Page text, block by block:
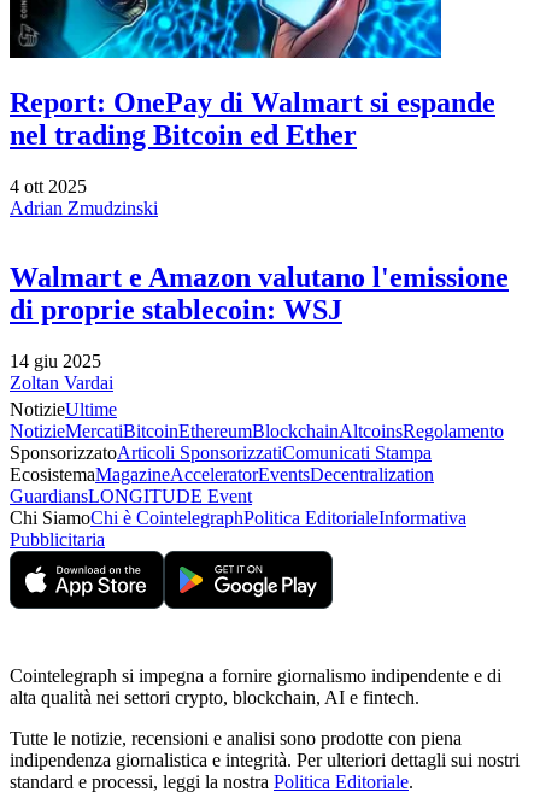
Report: OnePay di Walmart si espande
nel trading Bitcoin ed Ether
4 ott 2025
Adrian Zmudzinski
Walmart e Amazon valutano l'emissione
di proprie stablecoin: WSJ
14 giu 2025
Zoltan Vardai
NotizieUltime
NotizieMercatiBitcoinEthereumBlockchainAltcoinsRegolamento
SponsorizzatoArticoli SponsorizzatiComunicati Stampa
EcosistemaMagazineAcceleratorEventsDecentralization
GuardiansLONGITUDE Event
Chi SiamoChi è CointelegraphPolitica EditorialeInformativa
Pubblicitaria
Cointelegraph si impegna a fornire giornalismo indipendente e di
alta qualità nei settori crypto, blockchain, AI e fintech.
Tutte le notizie, recensioni e analisi sono prodotte con piena
indipendenza giornalistica e integrità. Per ulteriori dettagli sui nostri
standard e processi, leggi la nostra Politica Editoriale.